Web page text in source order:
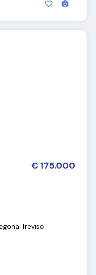
€ 175.000
Treviso